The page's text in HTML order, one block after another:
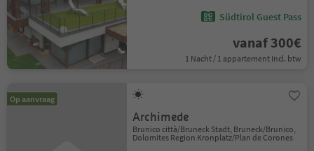
Südtirol Guest Pass
vanaf 300€
1 Nacht / 1 appartement Incl. btw
Op aanvraag
Archimede
Brunico città/Bruneck Stadt, Bruneck/Brunico,
Dolomites Region Kronplatz/Plan de Corones